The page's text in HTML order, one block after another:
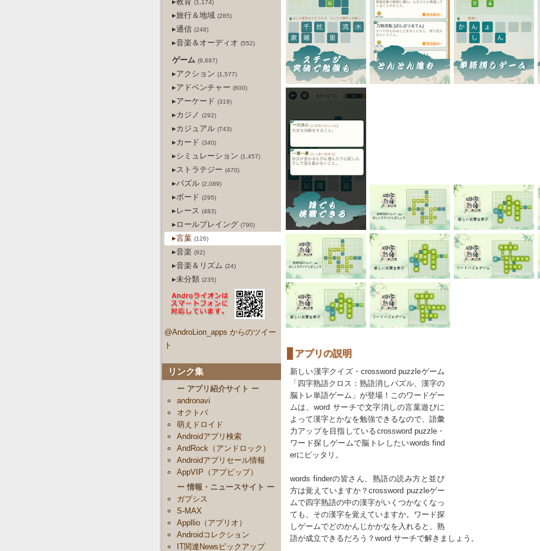
(1,174)
▸旅行＆地域 (285)
▸通信 (248)
▸音楽＆オーディオ (552)
ゲーム (9,697)
▸アクション (1,577)
▸アドベンチャー (600)
▸アーケード (319)
▸カジノ (292)
▸カジュアル (743)
▸カード (340)
▸シミュレーション (1,457)
▸ストラテジー (470)
▸パズル (2,089)
▸ボード (295)
▸レース (483)
▸ロールプレイング (790)
▸言葉 (126)
▸音楽 (92)
▸音楽＆リズム (24)
▸未分類 (235)
@AndroLion_apps からのツイー
ト
リンク集
ー アプリ紹介サイト ー
andronavi
オクトバ
萌えドロイド
Androidアプリ検索
AndRock（アンドロック）
Androidアプリセール情報
AppVIP（アプビップ）
ー 情報・ニュースサイト ー
ガプシス
S-MAX
Appllio（アプリオ）
Androidコレクション
IT関連Newsピックアップ
アプリの説明
新しい漢字クイズ・crossword puzzleゲーム
「四字熟語クロス：熟語消しパズル、漢字の
脳トレ単語ゲーム」が登場！このワードゲー
ムは、word サーチで文字消しの言葉遊びに
よって漢字とかなを勉強できるなので、語彙
力アップを目指しているcrossword puzzle・
ワード探しゲームで脳トレしたいwords find
erにピッタリ。
words finderの皆さん、熟語の読み方と並び
方は覚えていますか？crossword puzzleゲー
ムで四字熟語の中の漢字がいくつかなくなっ
ても、その漢字を覚えていますか。ワード探
しゲームでどのかんじかかなを入れると、熟
語が成立できるだろう？word サーチで解きましょう。